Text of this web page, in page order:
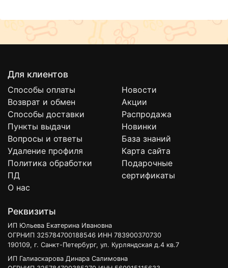
Для клиентов
Способы оплаты
Возврат и обмен
Способы доставки
Пункты выдачи
Вопросы и ответы
Удаление профиля
Политика обработки
ПД
О нас
Новости
Акции
Распродажа
Новинки
База знаний
Карта сайта
Подарочные
сертификаты
Реквизиты
ИП Юльева Екатерина Ивановна
ОГРНИП 325784700188546 ИНН 783900370730
190109, г. Санкт-Петербург, ул. Курляндская д.4 кв.7
ИП Галиаскарова Динара Салимовна